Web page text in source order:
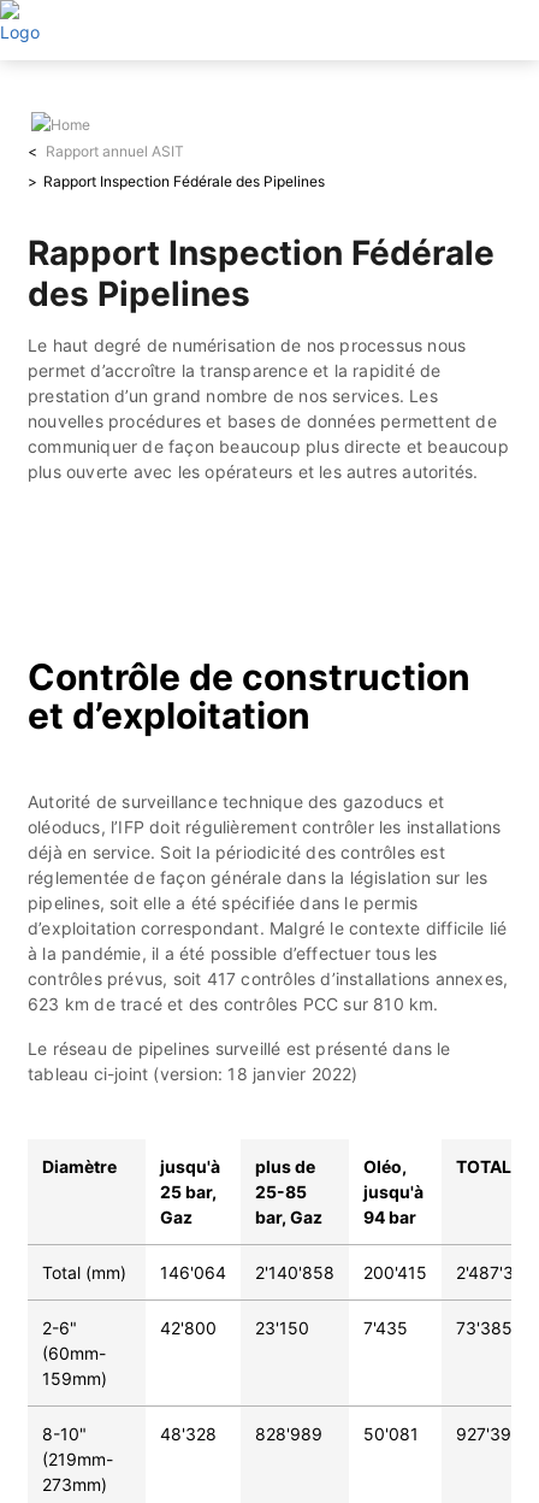
Aller
au
contenu
Rapport annuel ASIT
Rapport Inspection Fédérale des Pipelines
Rapport Inspection Fédérale
des Pipelines
Le haut degré de numérisation de nos processus nous
permet d’accroître la transparence et la rapidité de
prestation d’un grand nombre de nos services. Les
nouvelles procédures et bases de données permettent de
communiquer de façon beaucoup plus directe et beaucoup
plus ouverte avec les opérateurs et les autres autorités.
Contrôle de construction
et d’exploitation
Autorité de surveillance technique des gazoducs et
oléoducs, l’IFP doit régulièrement contrôler les installations
déjà en service. Soit la périodicité des contrôles est
réglementée de façon générale dans la législation sur les
pipelines, soit elle a été spécifiée dans le permis
d’exploitation correspondant. Malgré le contexte difficile lié
à la pandémie, il a été possible d’effectuer tous les
contrôles prévus, soit 417 contrôles d’installations annexes,
623 km de tracé et des contrôles PCC sur 810 km.
Le réseau de pipelines surveillé est présenté dans le
tableau ci-joint (version: 18 janvier 2022)
Diamètre
jusqu'à
25 bar,
Gaz
plus de
25-85
bar, Gaz
Oléo,
jusqu'à
94 bar
TOTAL
Total (mm) 146'064 2'140'858 200'415 2'487'337
2-6"
(60mm-
159mm)
42'800 23'150 7'435 73'385
8-10"
(219mm-
273mm)
48'328 828'989 50'081 927'398